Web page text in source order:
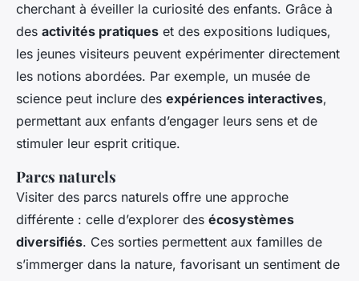
cherchant à éveiller la curiosité des enfants. Grâce à
des activités pratiques et des expositions ludiques,
les jeunes visiteurs peuvent expérimenter directement
les notions abordées. Par exemple, un musée de
science peut inclure des expériences interactives,
permettant aux enfants d’engager leurs sens et de
stimuler leur esprit critique.
Parcs naturels
Visiter des parcs naturels offre une approche
différente : celle d’explorer des écosystèmes
diversifiés. Ces sorties permettent aux familles de
s’immerger dans la nature, favorisant un sentiment de